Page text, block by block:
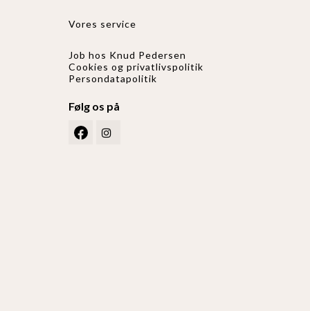
Vores service
Job hos Knud Pedersen
Cookies og privatlivspolitik
Persondatapolitik
Følg os på